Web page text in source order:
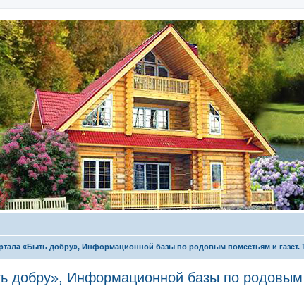
«Быть добру», Информационной базы по родовым поместьям и газет.
добру», Информационной базы по родовым